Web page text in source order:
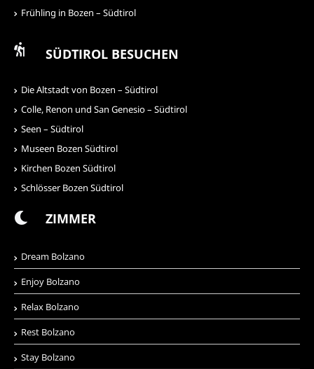
Frühling in Bozen – Südtirol
SÜDTIROL BESUCHEN
Die Altstadt von Bozen – Südtirol
Colle, Renon und San Genesio – Südtirol
Seen – Südtirol
Museen Bozen Südtirol
Kirchen Bozen Südtirol
Schlösser Bozen Südtirol
ZIMMER
Dream Bolzano
Enjoy Bolzano
Relax Bolzano
Rest Bolzano
Stay Bolzano